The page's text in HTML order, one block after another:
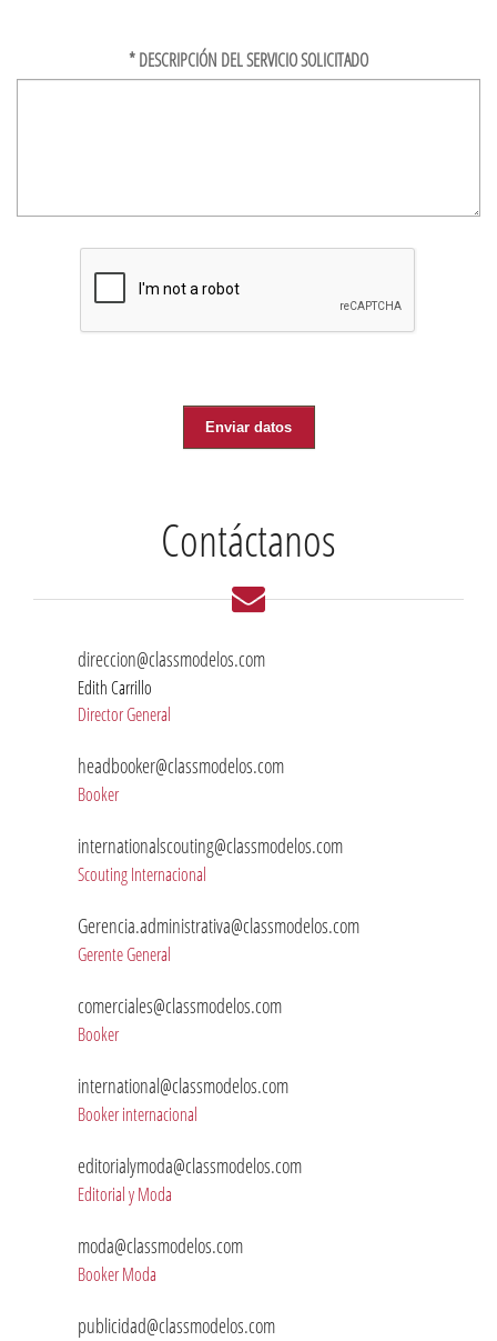
*DESCRIPCIÓN DEL SERVICIO SOLICITADO
Enviar datos
Contáctanos
direccion@classmodelos.com
Edith Carrillo
Director General
headbooker@classmodelos.com
Booker
internationalscouting@classmodelos.com
Scouting Internacional
Gerencia.administrativa@classmodelos.com
Gerente General
comerciales@classmodelos.com
Booker
international@classmodelos.com
Booker internacional
editorialymoda@classmodelos.com
Editorial y Moda
moda@classmodelos.com
Booker Moda
publicidad@classmodelos.com